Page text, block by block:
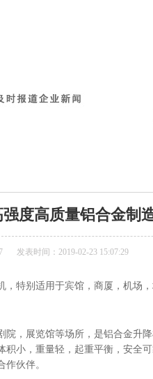
度高质量铝合金制
发表时间：2019-02-23 15:07:29
特别适用于宾馆，商厦，机场
，展览馆等场所，是铝合金升
小，重量轻，起重平衡，安全
伙伴。